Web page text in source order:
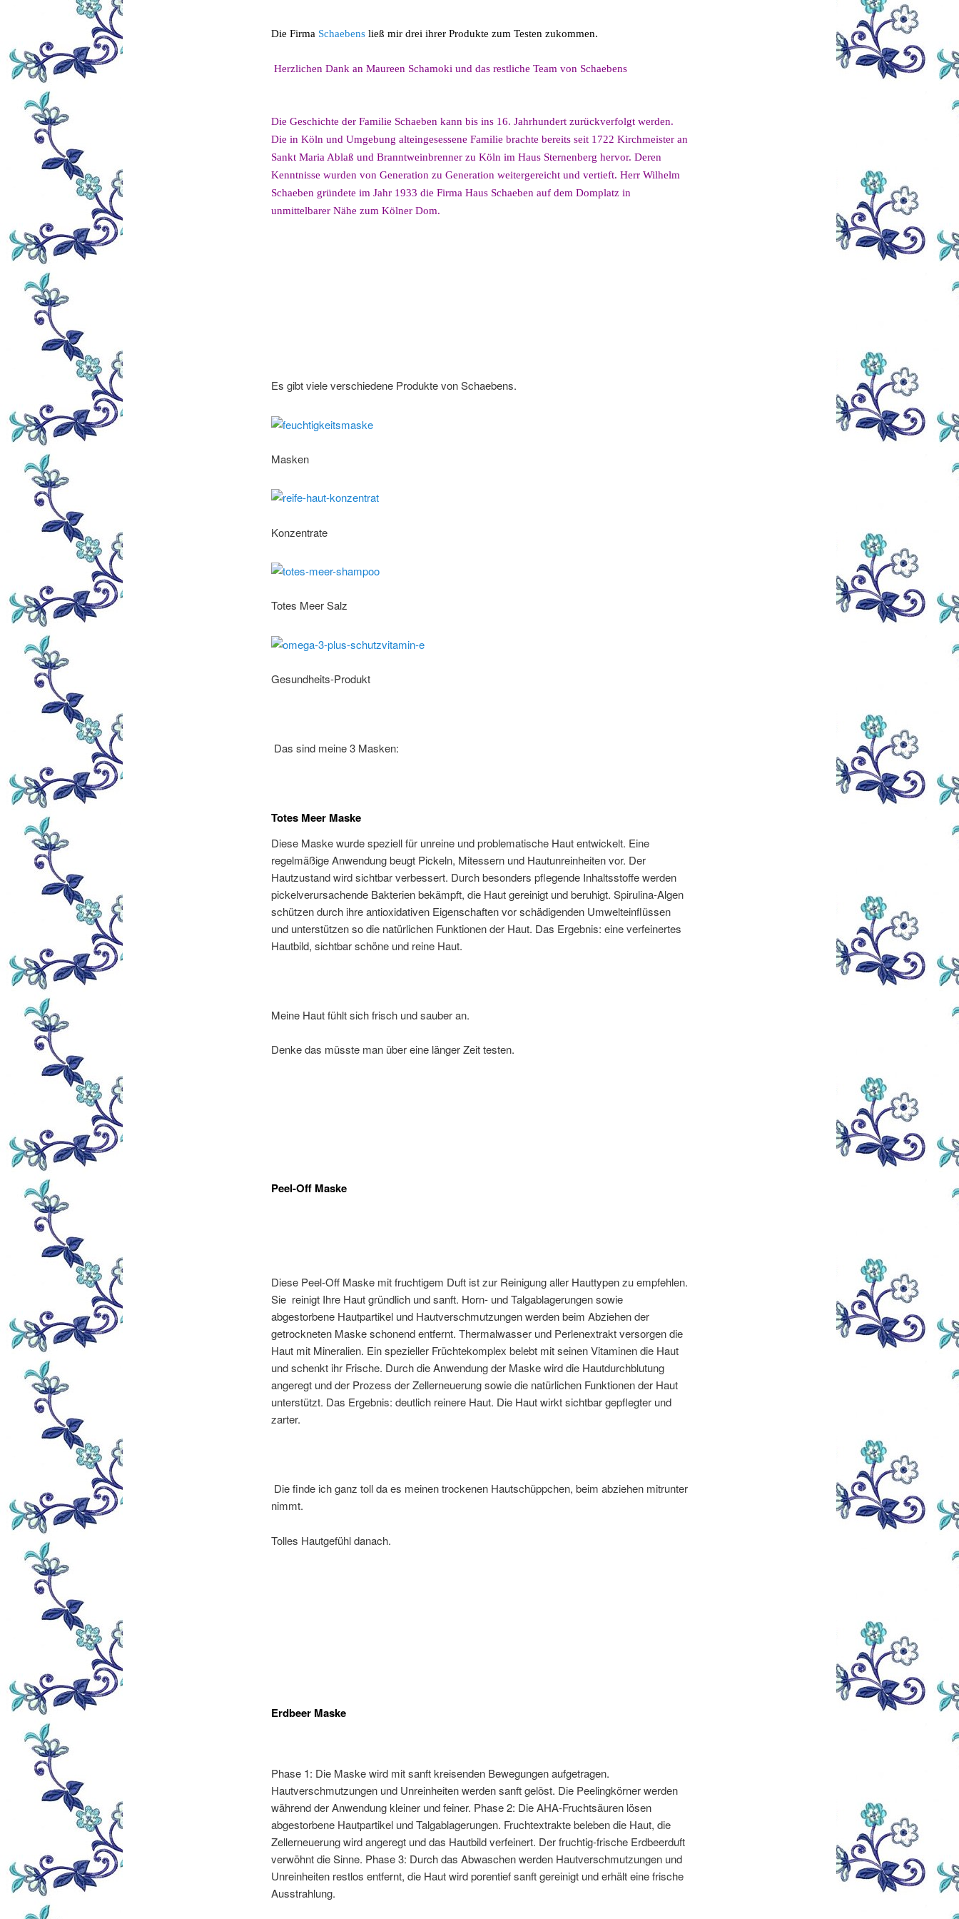
Die Firma Schaebensließ mir drei ihrer Produkte zum Testen zukommen.
Herzlichen Dank an Maureen Schamoki und das restliche Team von Schaebens
Die Geschichte der Familie Schaeben kann bis ins 16. Jahrhundert zurückverfolgt werden.
Die in Köln und Umgebung alteingesessene Familie brachte bereits seit 1722 Kirchmeister an
Sankt Maria Ablaß und Branntweinbrenner zu Köln im Haus Sternenberg hervor. Deren
Kenntnisse wurden von Generation zu Generation weitergereicht und vertieft. Herr Wilhelm
Schaeben gründete im Jahr 1933 die Firma Haus Schaeben auf dem Domplatz in
unmittelbarer Nähe zum Kölner Dom.
Es gibt viele verschiedene Produkte von Schaebens.
Masken
Konzentrate
Totes Meer Salz
Gesundheits-Produkt
Das sind meine 3 Masken:
Totes Meer Maske
Diese Maske wurde speziell für unreine und problematische Haut entwickelt. Eine
regelmäßige Anwendung beugt Pickeln, Mitessern und Hautunreinheiten vor. Der
Hautzustand wird sichtbar verbessert. Durch besonders pflegende Inhaltsstoffe werden
pickelverursachende Bakterien bekämpft, die Haut gereinigt und beruhigt. Spirulina-Algen
schützen durch ihre antioxidativen Eigenschaften vor schädigenden Umwelteinflüssen
und unterstützen so die natürlichen Funktionen der Haut. Das Ergebnis: eine verfeinertes
Hautbild, sichtbar schöne und reine Haut.
Meine Haut fühlt sich frisch und sauber an.
Denke das müsste man über eine länger Zeit testen.
Peel-Off Maske
Diese Peel-Off Maske mit fruchtigem Duft ist zur Reinigung aller Hauttypen zu empfehlen.
Sie reinigt Ihre Haut gründlich und sanft. Horn- und Talgablagerungen sowie
abgestorbene Hautpartikel und Hautverschmutzungen werden beim Abziehen der
getrockneten Maske schonend entfernt. Thermalwasser und Perlenextrakt versorgen die
Haut mit Mineralien. Ein spezieller Früchtekomplex belebt mit seinen Vitaminen die Haut
und schenkt ihr Frische. Durch die Anwendung der Maske wird die Hautdurchblutung
angeregt und der Prozess der Zellerneuerung sowie die natürlichen Funktionen der Haut
unterstützt. Das Ergebnis: deutlich reinere Haut. Die Haut wirkt sichtbar gepflegter und
zarter.
Die finde ich ganz toll da es meinen trockenen Hautschüppchen, beim abziehen mitrunter
nimmt.
Tolles Hautgefühl danach.
Erdbeer Maske
Phase 1: Die Maske wird mit sanft kreisenden Bewegungen aufgetragen.
Hautverschmutzungen und Unreinheiten werden sanft gelöst. Die Peelingkörner werden
während der Anwendung kleiner und feiner. Phase 2: Die AHA-Fruchtsäuren lösen
abgestorbene Hautpartikel und Talgablagerungen. Fruchtextrakte beleben die Haut, die
Zellerneuerung wird angeregt und das Hautbild verfeinert. Der fruchtig-frische Erdbeerduft
verwöhnt die Sinne. Phase 3: Durch das Abwaschen werden Hautverschmutzungen und
Unreinheiten restlos entfernt, die Haut wird porentief sanft gereinigt und erhält eine frische
Ausstrahlung.